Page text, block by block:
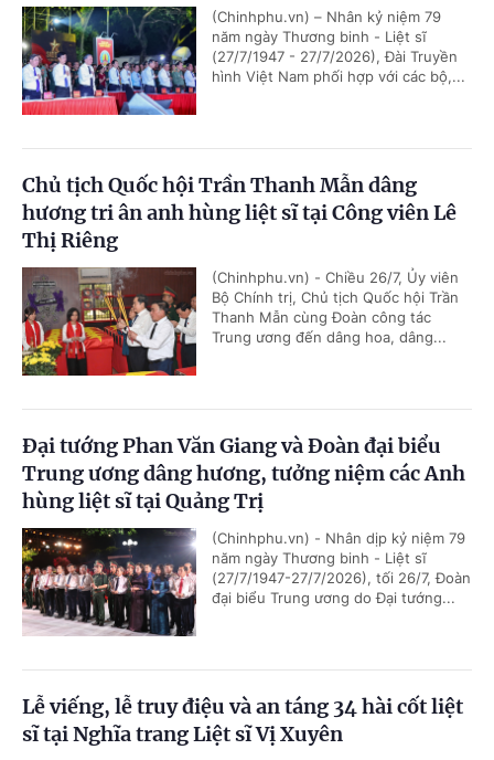
(Chinhphu.vn) – Nhân kỷ niệm 79
năm ngày Thương binh - Liệt sĩ
(27/7/1947 - 27/7/2026), Đài Truyền
hình Việt Nam phối hợp với các bộ,...
Chủ tịch Quốc hội Trần Thanh Mẫn dâng
hương tri ân anh hùng liệt sĩ tại Công viên Lê
Thị Riêng
(Chinhphu.vn) - Chiều 26/7, Ủy viên
Bộ Chính trị, Chủ tịch Quốc hội Trần
Thanh Mẫn cùng Đoàn công tác
Trung ương đến dâng hoa, dâng...
Đại tướng Phan Văn Giang và Đoàn đại biểu
Trung ương dâng hương, tưởng niệm các Anh
hùng liệt sĩ tại Quảng Trị
(Chinhphu.vn) - Nhân dịp kỷ niệm 79
năm ngày Thương binh - Liệt sĩ
(27/7/1947-27/7/2026), tối 26/7, Đoàn
đại biểu Trung ương do Đại tướng...
Lễ viếng, lễ truy điệu và an táng 34 hài cốt liệt
sĩ tại Nghĩa trang Liệt sĩ Vị Xuyên